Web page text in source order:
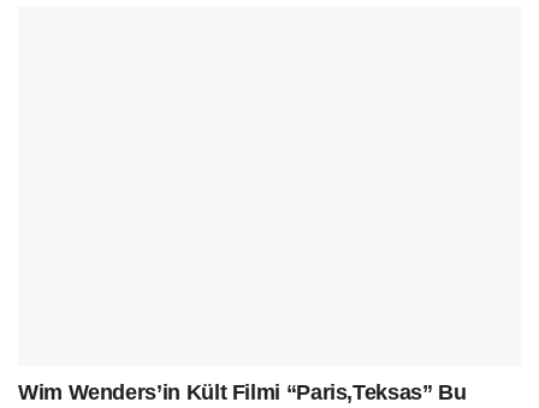
Wim Wenders’in Kült Filmi “Paris,Teksas” Bu